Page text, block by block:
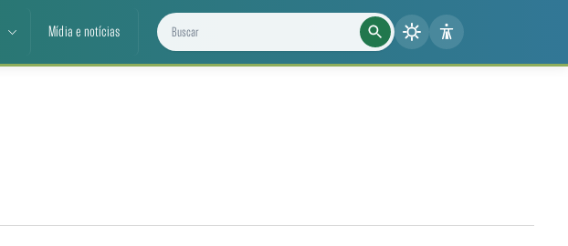
Mídia e notícias Buscar projetos, notícias e cientistas